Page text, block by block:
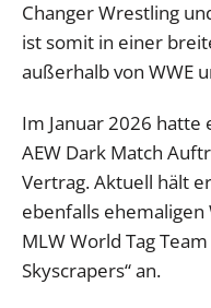
Changer Wrestling
ist somit in einer
außerhalb von WWE
Im Januar 2026 hatte
AEW Dark Match
Vertrag. Aktuell hält
ebenfalls ehemaligen
MLW World Tag
Skyscrapers“ an.